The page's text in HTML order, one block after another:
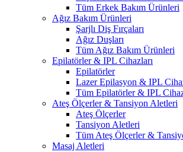
Tüm Erkek Bakım Ürünleri
Ağız Bakım Ürünleri
Şarjlı Diş Fırçaları
Ağız Duşları
Tüm Ağız Bakım Ürünleri
Epilatörler & IPL Cihazları
Epilatörler
Lazer Epilasyon & IPL
Tüm Epilatörler & IPL
Ateş Ölçerler & Tansiyon Aletleri
Ateş Ölçerler
Tansiyon Aletleri
Tüm Ateş Ölçerler &
Masaj Aletleri